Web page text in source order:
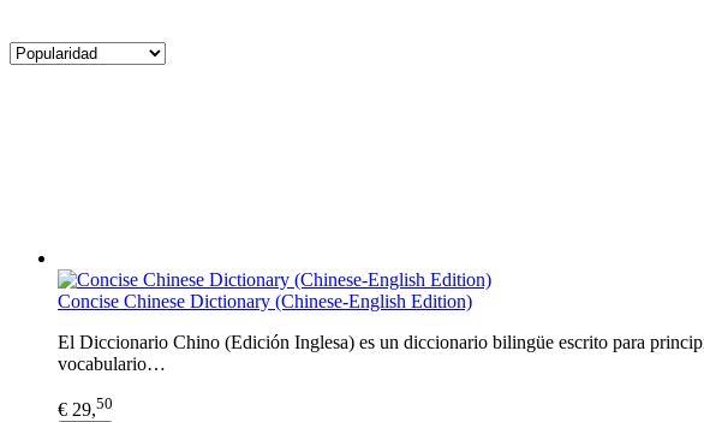
Concise Chinese Dictionary (Chinese-English Edition)
El Diccionario Chino (Edición Inglesa) es un diccionario bilingüe escrito para
vocabulario…
€ 29,50